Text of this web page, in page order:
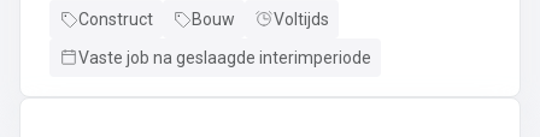
collegas. Je zal voornamelijk ingezet worden voor:
gevel;Opnieuw voegen van bakstenen;Renovatie van
Construct Bouw
Voltijds
Vaste job na geslaagde interimperiode